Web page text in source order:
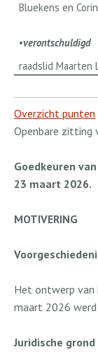
Bluekens en
•verontschuldigd
raadslid Maarten
Overzicht punten
Openbare zitting
Goedkeuren
23 maart 2026.
MOTIVERING
Het ontwerp van
maart 2026
Juridische grond